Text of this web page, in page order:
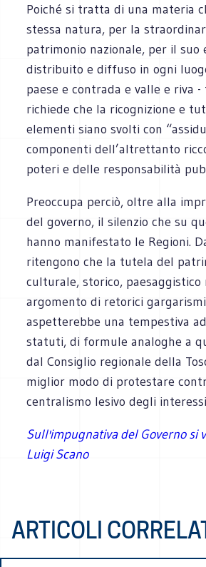
Poiché si tratta di una materia
stessa natura, per la
patrimonio nazionale, per il suo
distribuito e diffuso in ogni
paese e contrada e valle e riva
richiede che la ricognizione e
elementi siano svolti con
componenti dell’altrettanto
poteri e delle responsabilità
Preoccupa perciò, oltre alla
del governo, il silenzio che su
hanno manifestato le Regioni.
ritengono che la tutela del
culturale, storico, paesaggistico
argomento di retorici
aspetterebbe una tempestiva
statuti, di formule analoghe a
dal Consiglio regionale della
miglior modo di protestare
centralismo lesivo degli
Sull'impugnativa del Governo si
Luigi Scano
ARTICOLI